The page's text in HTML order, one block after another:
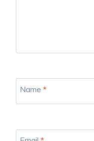
Name *